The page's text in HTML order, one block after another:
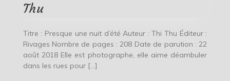
Thu
Titre : Presque une nuit d’été Auteur : Thi Thu Éditeur :
Rivages Nombre de pages : 208 Date de parution : 22
août 2018 Elle est photographe, elle aime déambuler
dans les rues pour […]